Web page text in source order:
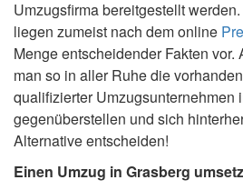
Umzugsfirma bereitgestellt
liegen zumeist nach dem online
Menge entscheidender Fakten vor.
man so in aller Ruhe die
qualifizierter Umzugsunternehmen
gegenüberstellen und sich
Alternative entscheiden!
Einen Umzug in Grasberg